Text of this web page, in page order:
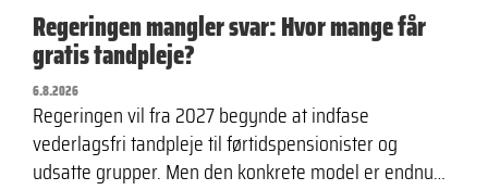
Regeringen mangler svar: Hvor mange får
gratis tandpleje?
6.8.2026
Regeringen vil fra 2027 begynde at indfase
vederlagsfri tandpleje til førtidspensionister og
udsatte grupper. Men den konkrete model er endnu…